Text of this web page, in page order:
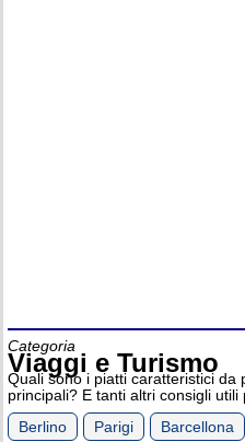
Categoria
Viaggi e Turismo
Quali sono i piatti caratteristici da
principali? E tanti altri consigli utili
Berlino
Parigi Barcellona